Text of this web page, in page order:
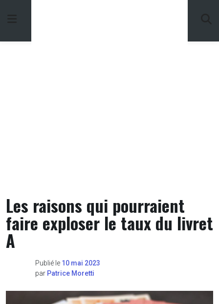
Les raisons qui pourraient
faire exploser le taux du livret
A
Publié le 10 mai 2023
par Patrice Moretti